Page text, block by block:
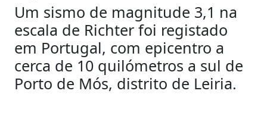
Um sismo de magnitude 3,1 na
escala de Richter foi registado
em Portugal, com epicentro a
cerca de 10 quilómetros a sul de
Porto de Mós, distrito de Leiria.